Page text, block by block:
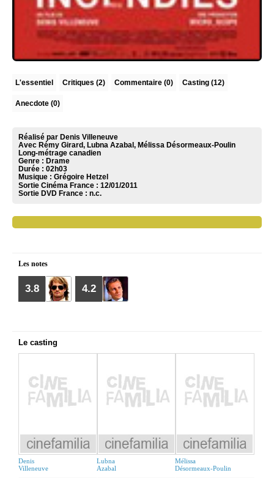
L'essentiel Critiques (2) Commentaire (0) Casting (12)
Anecdote (0)
Réalisé par Denis Villeneuve
Avec Rémy Girard, Lubna Azabal, Mélissa Désormeaux-Poulin
Long-métrage canadien
Genre : Drame
Durée : 02h03
Musique : Grégoire Hetzel
Sortie Cinéma France : 12/01/2011
Sortie DVD France : n.c.
Les notes
3.8 4.2
Le casting
Denis
Villeneuve
Lubna
Azabal
Mélissa
Désormeaux-Poulin